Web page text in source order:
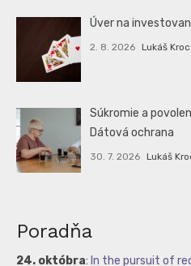
Úver na
2. 8. 2026 Lukáš Kroc
Súkromie a
Dátová ochrana
30. 7. 2026 Lukáš
Poradňa
24. októbra: In the pursuit of